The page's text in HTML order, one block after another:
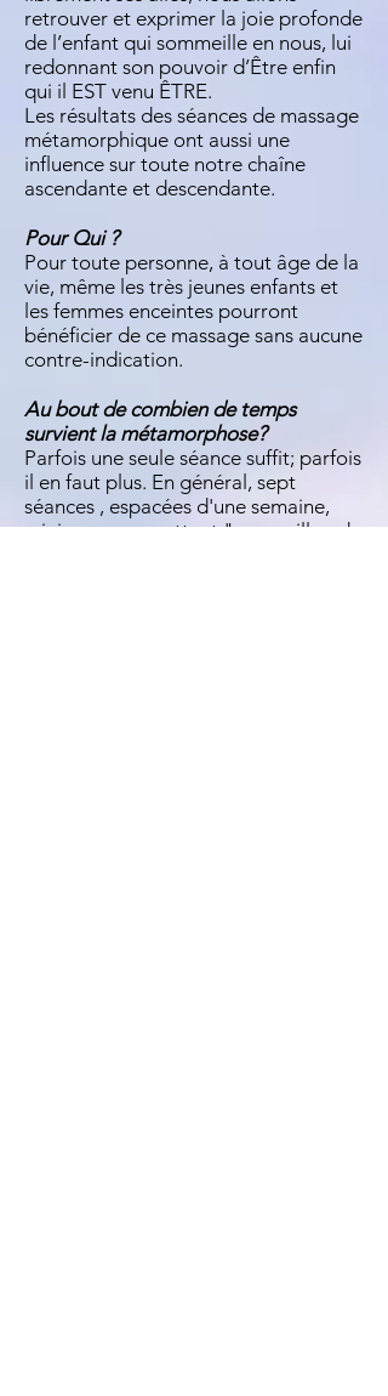
retrouver et exprimer la joie profonde
de l’enfant qui sommeille en nous, lui
redonnant son pouvoir d’Être enfin
qui il EST venu ÊTRE.
Les résultats des séances de massage
métamorphique ont aussi une
influence sur toute notre chaîne
ascendante et descendante.
Pour Qui ?
Pour toute personne, à tout âge de la
vie, même les très jeunes enfants et
les femmes enceintes pourront
bénéficier de ce massage sans aucune
contre-indication.
Au bout de combien de temps
survient la métamorphose?
Parfois une seule séance suffit; parfois
il en faut plus. En général, sept
séances , espacées d'une semaine,
minimum, permettent "au papillon de